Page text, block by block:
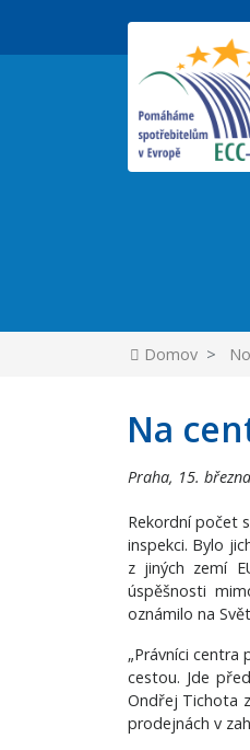
Domov
Na
Praha, 15.
Rekordní počet
inspekci. Bylo
z jiných zemí
úspěšnosti
oznámilo na
„Právníci
cestou. Jde
Ondřej Tichota
prodejnách v